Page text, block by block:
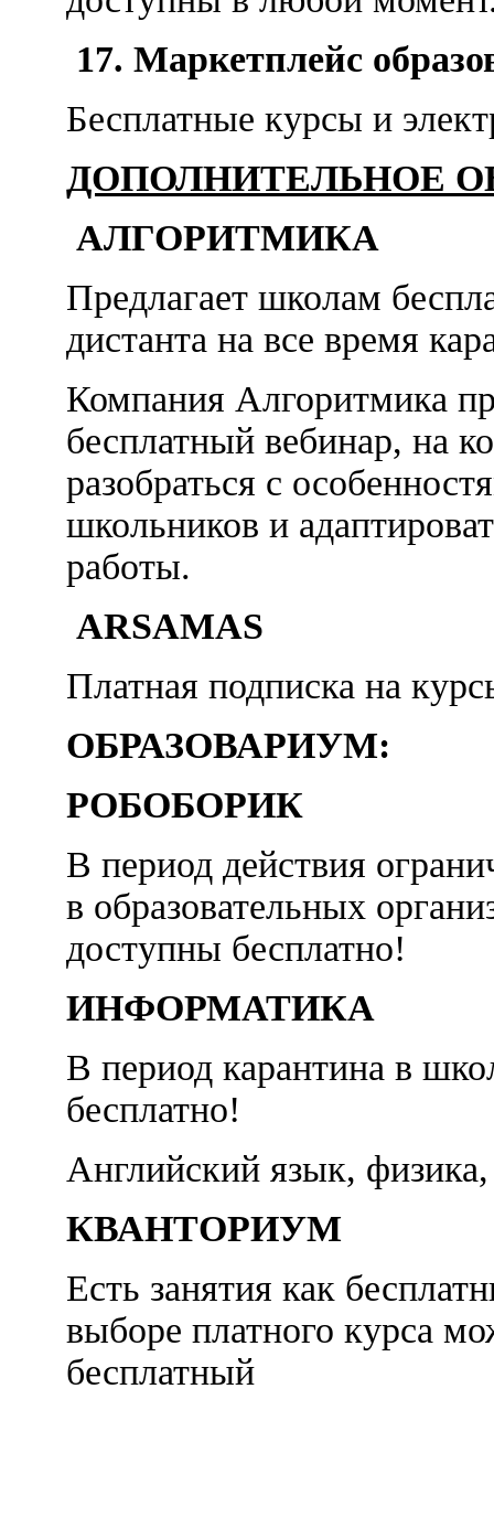
17. Маркетплейс
Бесплатные курсы и
ДОПОЛНИТЕЛЬНОЕ
АЛГОРИТМИКА
Предлагает школам
дистанта на все время
Компания Алгоритмика
бесплатный вебинар, на
разобраться с
школьников и
работы.
ARSAMAS
Платная подписка на
ОБРАЗОВАРИУМ:
РОБОБОРИК
В период действия
в образовательных
доступны бесплатно!
ИНФОРМАТИКА
В период карантина в
бесплатно!
Английский язык,
КВАНТОРИУМ
Есть занятия как
выборе платного курса
бесплатный